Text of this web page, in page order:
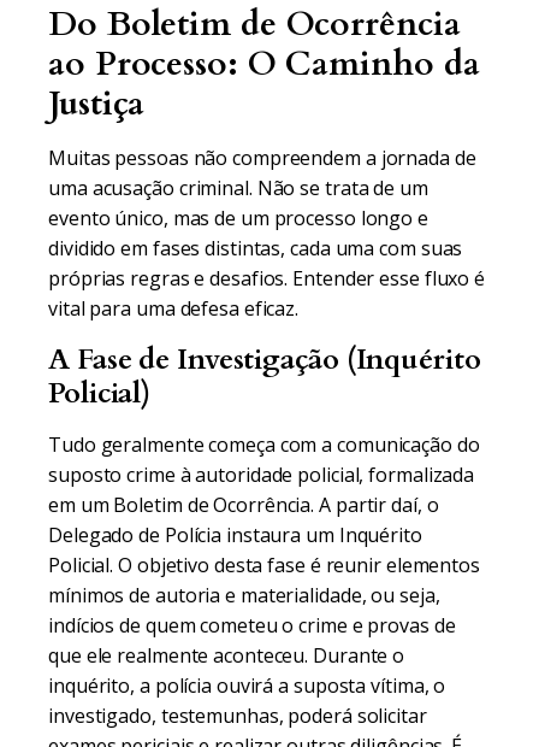
Do Boletim de Ocorrência
ao Processo: O Caminho da
Justiça
Muitas pessoas não compreendem a jornada de
uma acusação criminal. Não se trata de um
evento único, mas de um processo longo e
dividido em fases distintas, cada uma com suas
próprias regras e desafios. Entender esse fluxo é
vital para uma defesa eficaz.
A Fase de Investigação (Inquérito
Policial)
Tudo geralmente começa com a comunicação do
suposto crime à autoridade policial, formalizada
em um Boletim de Ocorrência. A partir daí, o
Delegado de Polícia instaura um Inquérito
Policial. O objetivo desta fase é reunir elementos
mínimos de autoria e materialidade, ou seja,
indícios de quem cometeu o crime e provas de
que ele realmente aconteceu. Durante o
inquérito, a polícia ouvirá a suposta vítima, o
investigado, testemunhas, poderá solicitar